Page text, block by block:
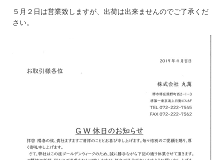
５月２日は営業致しますが、出荷は出来ませんのでご了承くだ
さい。